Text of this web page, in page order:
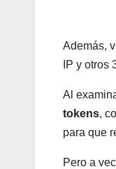
Además,
IP y otros
Al
tokens,
para que
Pero a